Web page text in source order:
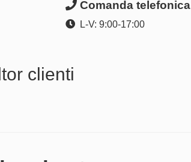
Comanda telefonica
L-V: 9:00-17:00
clienti